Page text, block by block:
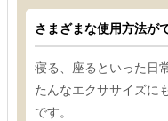
さまざまな使用方法が
寝る、座るといった日
たんなエクササイズに
です。